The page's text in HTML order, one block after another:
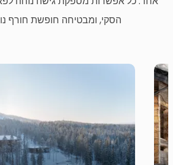
הסקי, ומבטיחה חופשת חורף